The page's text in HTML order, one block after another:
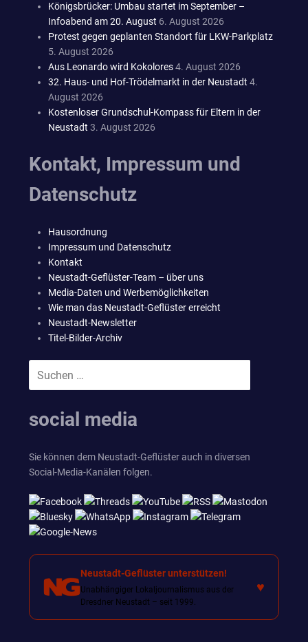
Königsbrücker: Umbau startet im September –
Infoabend am 20. August 6. August 2026
Protest gegen geplanten Standort für LKW-Parkplatz
5. August 2026
Aus Leonardo wird Kokolores4. August 2026
32. Haus- und Hof-Trödelmarkt in der Neustadt 4.
August 2026
Kostenloser Grundschul-Kompass für Eltern in der
Neustadt 3. August 2026
Kontakt, Impressum und
Datenschutz
Hausordnung
Impressum und Datenschutz
Kontakt
Neustadt-Geflüster-Team – über uns
Media-Daten und Werbemöglichkeiten
Wie man das Neustadt-Geflüster erreicht
Neustadt-Newsletter
Titel-Bilder-Archiv
nach:
social media
Sie können dem Neustadt-Geflüster auch in diversen
Social-Media-Kanälen folgen.
Neustadt-Geflüster unterstützen!
Unabhängiger Lokaljournalismus aus der
Dresdner Neustadt – seit 1999.
♥